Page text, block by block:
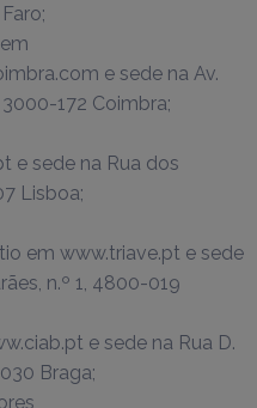
e sede na Av.
3000-172 Coimbra;
e sede na Rua dos
Lisboa;
em www.triave.pt e sede
n.º 1, 4800-019
e sede na Rua D.
Braga;